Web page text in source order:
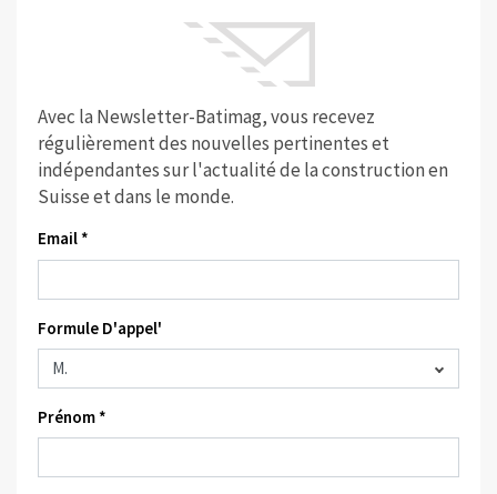
Avec la Newsletter-Batimag, vous recevez
régulièrement des nouvelles pertinentes et
indépendantes sur l'actualité de la construction en
Suisse et dans le monde.
Email *
Formule D'appel'
Prénom *